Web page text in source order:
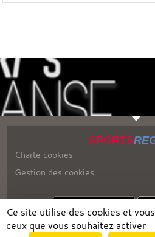
SPORTS
Charte cookies
Gestion des cookies
Ce site utilise des cookies et
ceux que vous souhaitez activer